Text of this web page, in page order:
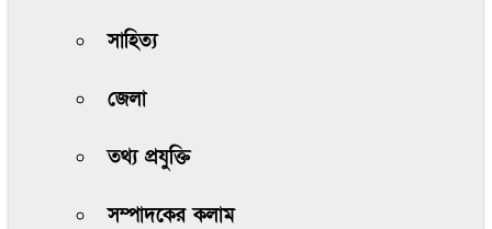
সাহিত্য
জেলা
তথ্য প্রযুক্তি
সম্পাদকের কলাম